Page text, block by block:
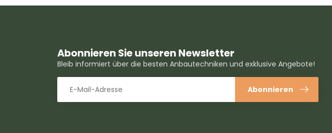
Abonnieren Sie unseren Newsletter
Bleib informiert über die besten Anbautechniken und exklusive Angebote!
Abonnieren